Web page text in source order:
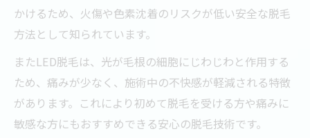
かけるため、火傷や色素沈着のリスクが低い安全な脱毛
方法として知られています。
またLED脱毛は、光が毛根の細胞にじわじわと作用する
ため、痛みが少なく、施術中の不快感が軽減される特徴
があります。これにより初めて脱毛を受ける方や痛みに
敏感な方にもおすすめできる安心の脱毛技術です。